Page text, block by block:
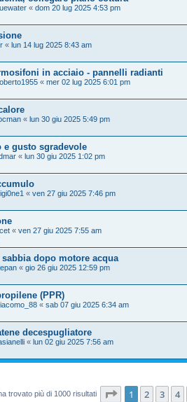
« dom 20 lug 2025 4:53 pm
« lun 14 lug 2025 8:43 am
in acciaio - pannelli radianti
« mer 02 lug 2025 6:01 pm
« lun 30 giu 2025 5:49 pm
e gusto sgradevole
« lun 30 giu 2025 1:02 pm
« ven 27 giu 2025 7:46 pm
« ven 27 giu 2025 7:55 am
dopo motore acqua
« gio 26 giu 2025 12:59 pm
(PPR)
« sab 07 giu 2025 6:34 am
decespugliatore
« lun 02 giu 2025 7:56 am
trovato più di 1000 risultati Pagina di 20
1 2 3 4